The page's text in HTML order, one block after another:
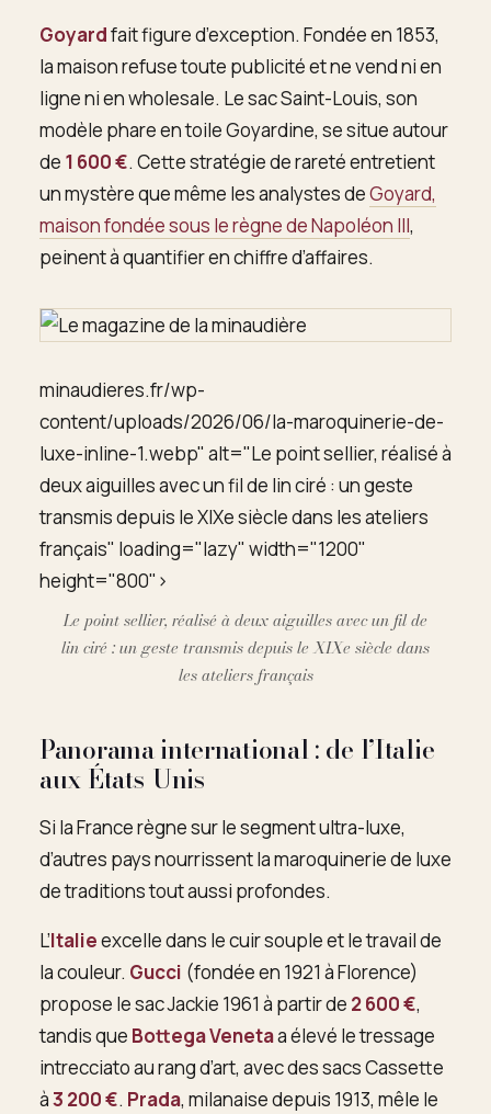
Goyardfait figure d’exception. Fondée en 1853,
la maison refuse toute publicité et ne vend ni en
ligne ni en wholesale. Le sac Saint-Louis, son
modèle phare en toile Goyardine, se situe autour
de 1 600 €. Cette stratégie de rareté entretient
un mystère que même les analystes deGoyard,
maison fondée sous le règne de Napoléon III,
peinent à quantifier en chiffre d’affaires.
minaudieres.fr/wp-
content/uploads/2026/06/la-maroquinerie-de-
luxe-inline-1.webp" alt="Le point sellier, réalisé à
deux aiguilles avec un fil de lin ciré : un geste
transmis depuis le XIXe siècle dans les ateliers
français" loading="lazy" width="1200"
height="800">
Le point sellier, réalisé à deux aiguilles avec un fil de
lin ciré : un geste transmis depuis le XIXe siècle dans
les ateliers français
Panorama international : de l’Italie
aux États-Unis
Si la France règne sur le segment ultra-luxe,
d’autres pays nourrissent la maroquinerie de luxe
de traditions tout aussi profondes.
L’Italieexcelle dans le cuir souple et le travail de
la couleur. Gucci (fondée en 1921 à Florence)
propose le sac Jackie 1961 à partir de 2 600 €,
tandis que Bottega Venetaa élevé le tressage
intrecciato au rang d’art, avec des sacs Cassette
à3 200 €. Prada, milanaise depuis 1913, mêle le